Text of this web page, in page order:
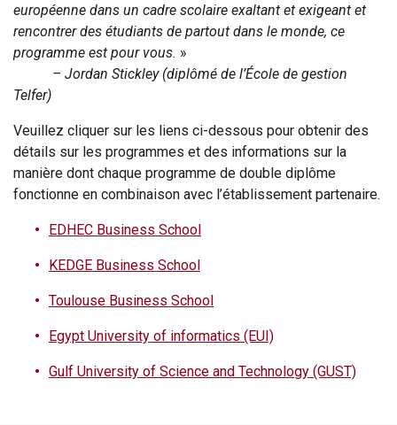
européenne dans un cadre scolaire exaltant et exigeant et
rencontrer des étudiants de partout dans le monde, ce
programme est pour vous. »
– Jordan Stickley (diplômé de l’École de gestion
Telfer)
Veuillez cliquer sur les liens ci-dessous pour obtenir des
détails sur les programmes et des informations sur la
manière dont chaque programme de double diplôme
fonctionne en combinaison avec l’établissement partenaire.
EDHEC Business School
KEDGE Business School
Toulouse Business School
Egypt University of informatics (EUI)
Gulf University of Science and Technology (GUST)